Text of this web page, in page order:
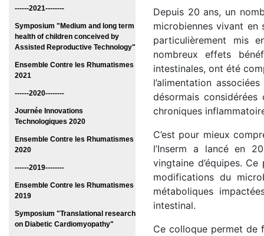
------2021--------
Symposium "Medium and long term
health of children conceived by
Assisted Reproductive Technology"
Ensemble Contre les Rhumatismes
2021
------2020--------
Journée Innovations
Technologiques 2020
Ensemble Contre les Rhumatismes
2020
------2019--------
Ensemble Contre les Rhumatismes
2019
Symposium "Translational research
on Diabetic Cardiomyopathy"
Depuis 20 ans, un
microbiennes vivant
particulièrement mis
nombreux effets
intestinales, ont été
l’alimentation
désormais
chroniques
C’est pour mieux
l’Inserm a lancé en
vingtaine d’équipes.
modifications du
métaboliques
intestinal.
Ce colloque permet de